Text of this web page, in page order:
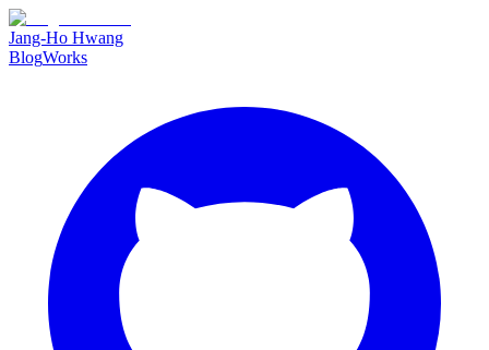
Jang-Ho Hwang
BlogWorks